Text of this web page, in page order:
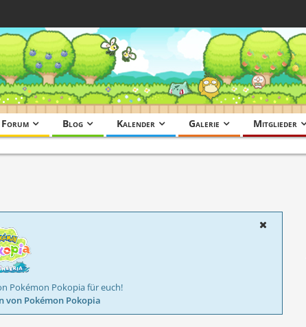
Forum Blog Kalender Galerie Mitglieder
Pokémon Pokopia für euch!
von Pokémon Pokopia